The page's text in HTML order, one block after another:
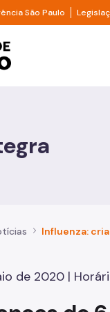
acesso à informação
São Paulo Divisor
São
de 2020 |